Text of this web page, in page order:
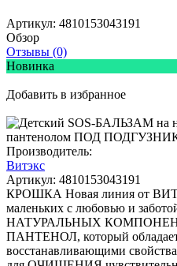
Артикул: 4810153043191
Обзор
Отзывы (0)
Новинка
Добавить в избранное
Производитель:
Витэкс
Артикул: 4810153043191
КРОШКА Новая линия от
маленьких с любовью и
НАТУРАЛЬНЫХ
ПАНТЕНОЛ, который
восстанавливающими